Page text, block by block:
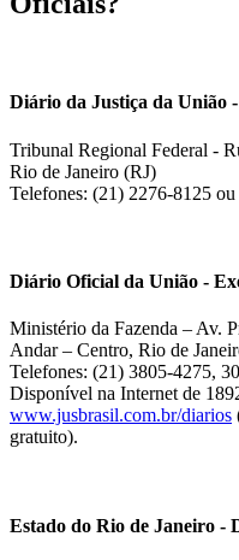
Diário da Justiça da União
Tribunal Regional Federal -
Rio de Janeiro (RJ)
Telefones: (21) 2276-8125
Diário Oficial da União -
Ministério da Fazenda – Av.
Andar – Centro, Rio de
Telefones: (21) 3805-4275,
Disponível na Internet de
www.jusbrasil.com.br/diarios
gratuito).
Estado do Rio de Janeiro -